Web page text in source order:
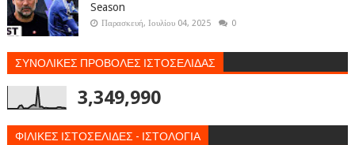
Season
Παρασκευή, Ιουλίου 04, 2025 0
ΣΥΝΟΛΙΚΕΣ ΠΡΟΒΟΛΕΣ ΙΣΤΟΣΕΛΙΔΑΣ
3,349,990
ΦΙΛΙΚΕΣ ΙΣΤΟΣΕΛΙΔΕΣ - ΙΣΤΟΛΟΓΙΑ